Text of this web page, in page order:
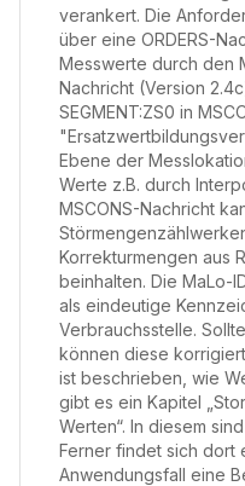
verankert. Die
über eine ORDERS-
Messwerte durch den
Nachricht (Version
SEGMENT:ZS0 in
Ebene der
Werte z.B. durch
MSCONS-Nachricht
Korrekturmengen aus
beinhalten. Die MaLo-
als eindeutige
Verbrauchsstelle.
können diese
ist beschrieben, wie
gibt es ein Kapitel
Werten“. In diesem
Ferner findet sich dort
Anwendungsfall eine